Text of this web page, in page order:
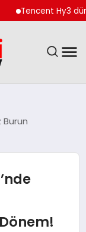
Tencent Hy3 dünya
Burun